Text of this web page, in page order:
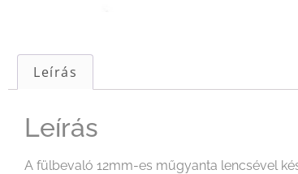
Leírás
Leírás
A fülbevaló 12mm-es műgyanta lencsével